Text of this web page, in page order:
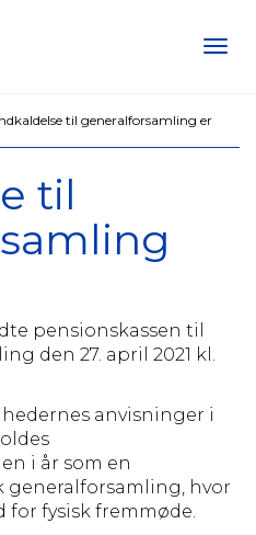
til generalforsamling er
til
pensionskassen til
den 27. april 2021 kl.
anvisninger i
i år som en
hvor
fysisk fremmøde.